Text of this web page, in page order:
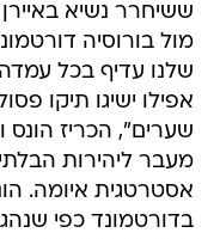
ששיחרר נשיא
מול בורוסיה
שלנו עדיף בכל
אפילו ישיגו תיקו
שערים", הכריז
מעבר ליהירות
אסטרטגית איומה.
בדורטמונד כפי